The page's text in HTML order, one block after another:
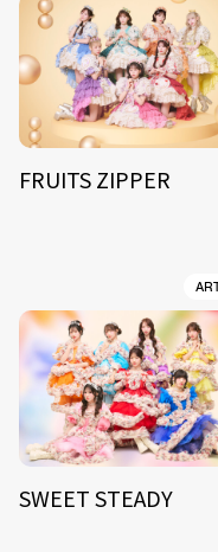
FRUITS ZIPPER
SWEET STEADY